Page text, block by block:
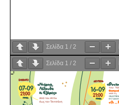
Σελίδα 1 / 2
Σελίδα 1 / 2